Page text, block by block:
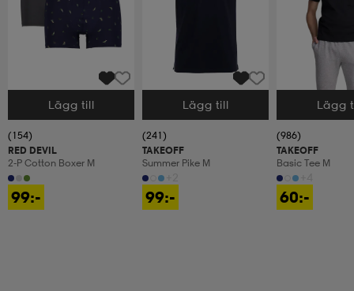
Välj storlek
Lägg till
(154)
RED DEVIL
2-P Cotton Boxer M
99:-
Välj storlek
Lägg till
(241)
TAKEOFF
Summer Pike M
99:-
Välj storlek
Lägg
(986)
TAKEOFF
Basic Tee M
60:-